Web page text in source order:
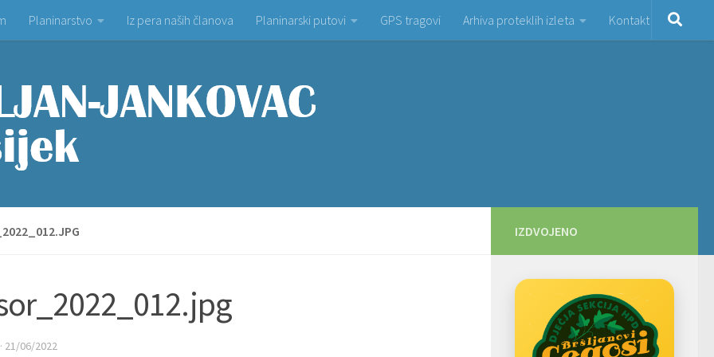
Planinarstvo Iz pera naših članova Planinarski putovi GPS tragovi Arhiva proteklih izleta Kontakt
· 21/06/2022
IZDVOJENO